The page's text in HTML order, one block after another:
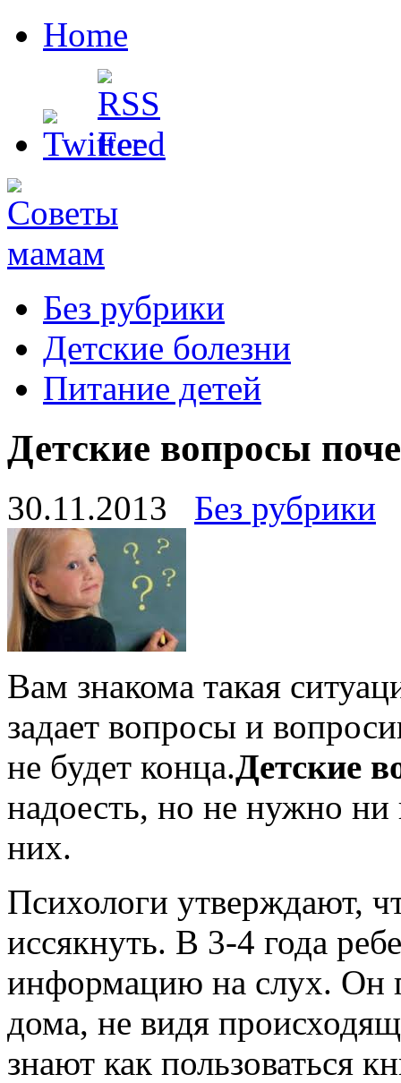
Home
Без рубрики
Детские болезни
Питание детей
Детские вопросы
30.11.2013 Без рубрики
Вам знакома такая
задает вопросы и
не будет конца.Детские
надоесть, но не нужно ни
них.
Психологи утверждают,
иссякнуть. В 3-4 года
информацию на слух. Он
дома, не видя
знают как пользоваться